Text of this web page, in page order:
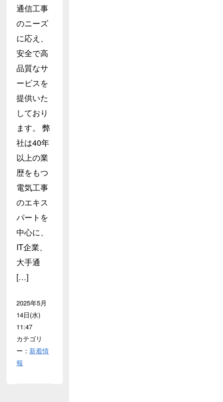
通信工事
のニーズ
に応え、
安全で高
品質なサ
ービスを
提供いた
しており
ます。 弊
社は40年
以上の業
歴をもつ
電気工事
のエキス
パートを
中心に、
IT企業、
大手通
[…]
2025年5月
14日(水)
11:47
カテゴリ
ー： 新着情
報